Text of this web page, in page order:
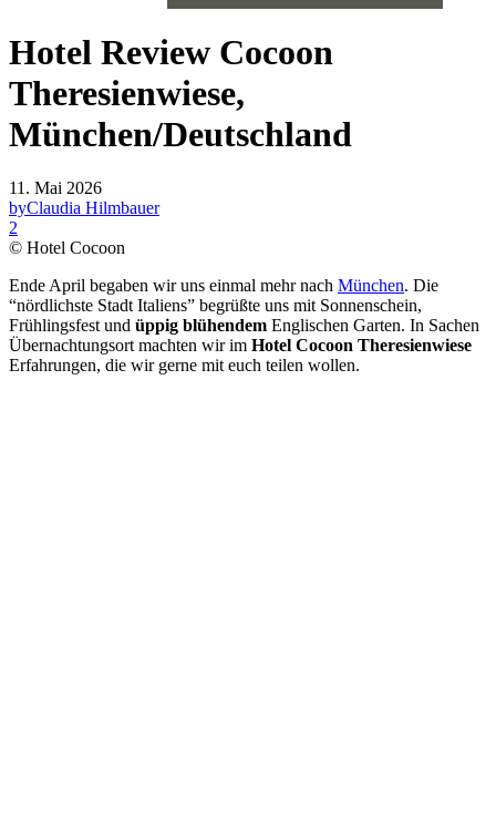
Hotel Review Cocoon
Theresienwiese,
München/Deutschland
11. Mai 2026
byClaudia Hilmbauer
2
© Hotel Cocoon
Ende April begaben wir uns einmal mehr nach München. Die
“nördlichste Stadt Italiens” begrüßte uns mit Sonnenschein,
Frühlingsfest und üppig blühendem Englischen Garten. In Sachen
Übernachtungsort machten wir im Hotel Cocoon Theresienwiese
Erfahrungen, die wir gerne mit euch teilen wollen.